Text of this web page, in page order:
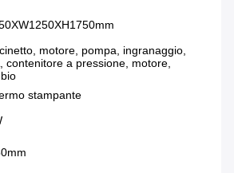
motore, pompa, ingranaggio,
contenitore a pressione, motore,
stampante